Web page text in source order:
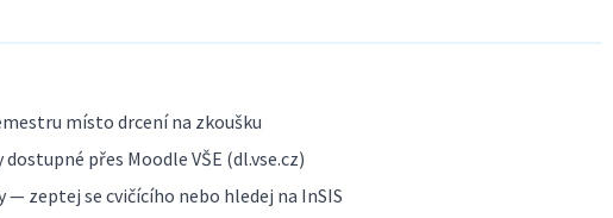
místo drcení na zkoušku
přes Moodle VŠE (dl.vse.cz)
zeptej se cvičícího nebo hledej na InSIS